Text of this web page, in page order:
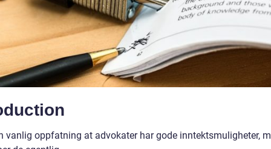
vanlig oppfatning at advokater har gode inntektsmuligheter,